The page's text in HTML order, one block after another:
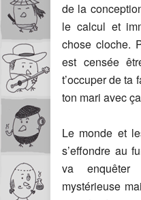
de la
le calcul et
chose cloche.
est censée
t’occuper de ta
ton mari avec
Le monde et
s’effondre au
va enquêter
mystérieuse